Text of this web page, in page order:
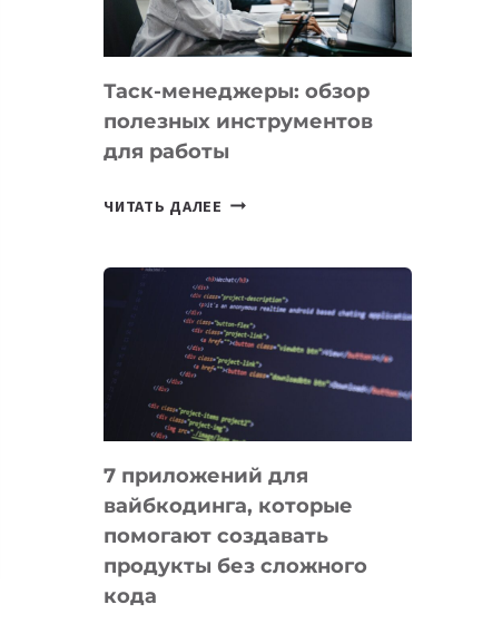
ИНТЕЛЛЕКТУ
Таск-менеджеры: обзор
полезных инструментов
для работы
ЧИТАТЬ ДАЛЕЕ ТАСК-
ПОЛЕЗНЫХ
ИНСТРУМЕНТОВ
ДЛЯ
РАБОТЫ
7 приложений для
вайбкодинга, которые
помогают создавать
продукты без сложного
кода